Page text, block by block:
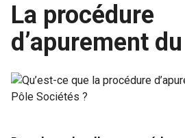
La procédure
d’apurement